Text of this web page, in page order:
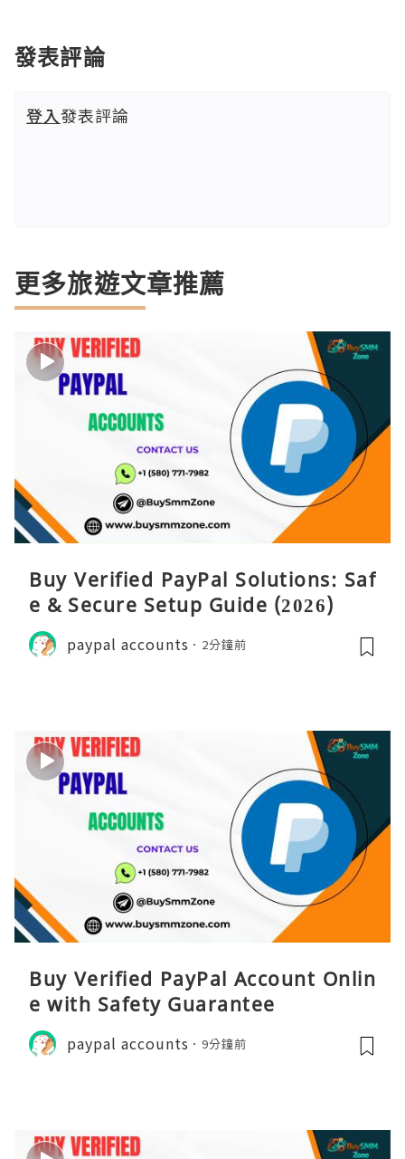
發表評論
登入發表評論
更多旅遊文章推薦
Buy Verified PayPal Solutions: Saf
e & Secure Setup Guide (2026)
paypal accounts 2分鐘前
Buy Verified PayPal Account Onlin
e with Safety Guarantee
paypal accounts 9分鐘前